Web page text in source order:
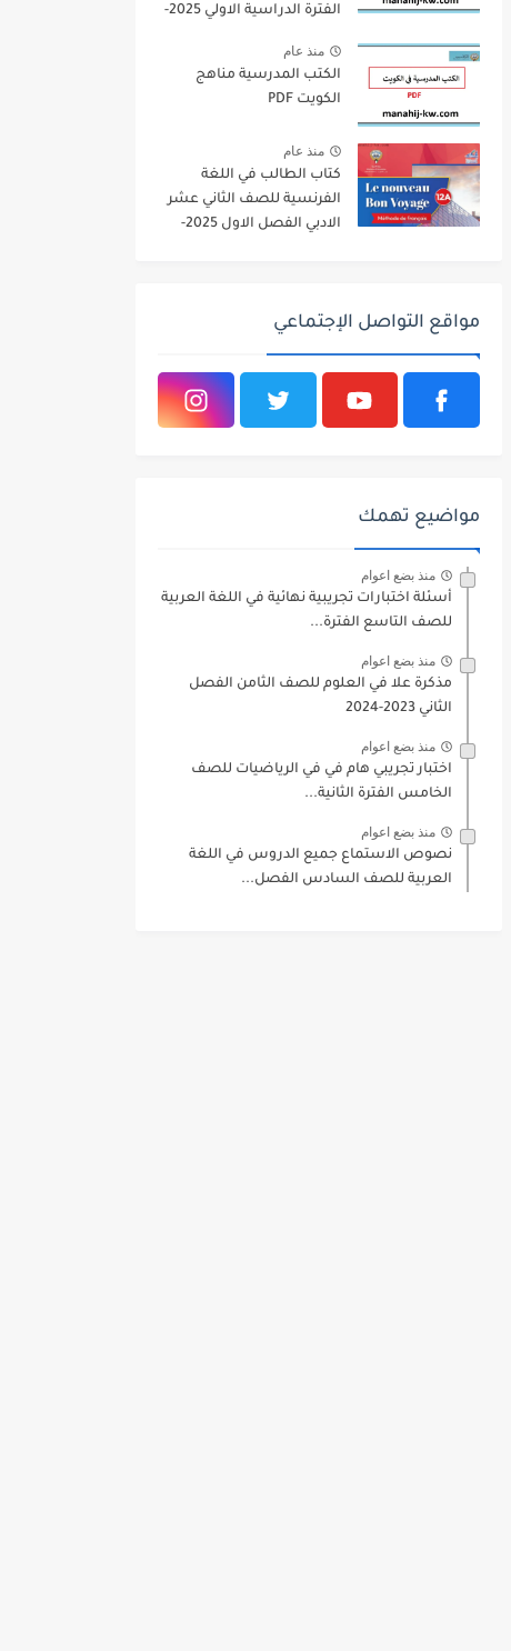
الفترة الدراسية الاولي 2025-
منذ عام
الكتب المدرسية مناهج
الكويت PDF
منذ عام
كتاب الطالب في اللغة
الفرنسية للصف الثاني عشر
الادبي الفصل الاول 2025-
مواقع التواصل الإجتماعي
مواضيع تهمك
منذ بضع اعوام
أسئلة اختبارات تجريبية نهائية في اللغة العربية
للصف التاسع الفترة...
منذ بضع اعوام
مذكرة علا في العلوم للصف الثامن الفصل
الثاني 2023-2024
منذ بضع اعوام
اختبار تجريبي هام في في الرياضيات للصف
الخامس الفترة الثانية...
منذ بضع اعوام
نصوص الاستماع جميع الدروس في اللغة
العربية للصف السادس الفصل...